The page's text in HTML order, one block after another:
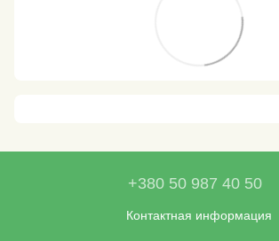
+380 50 987 40 50
Контактная информация